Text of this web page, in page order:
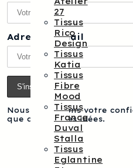
27
Tissus
Rico
Design
Tissus
Katia
Tissus
Fibre
Mood
Tissus
France
Duval
Stalla
Tissus
Eglantine
Adresse e-mail
Nous respectons votre
que des bonnes idées.